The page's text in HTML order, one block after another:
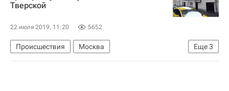
Тверской
22 июля 2019, 11:20 5652
Еще3
Происшествия
Москва
Госинспекция по недвижимости